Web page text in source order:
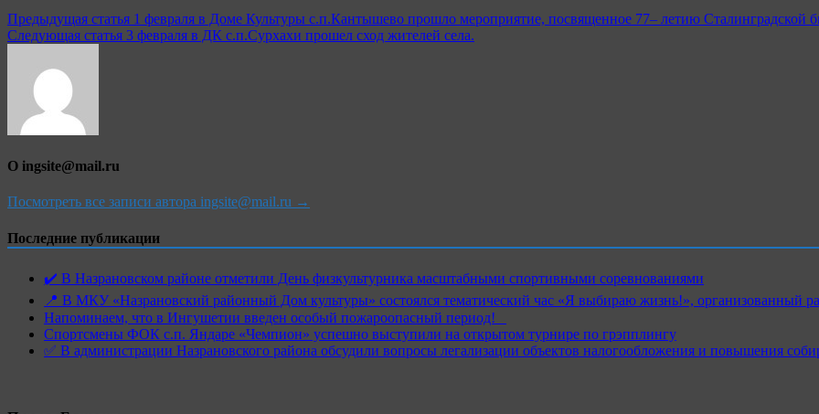
Предыдущая статья 1 февраля в Доме Культуры с.п.Кантышево прошло мероприятие, посвященное 77– летию Сталинградской
Следующая статья 3 февраля в ДК с.п.Сурхахи прошел сход жителей села.
О ingsite@mail.ru
Посмотреть все записи автора ingsite@mail.ru →
Последние публикации
✔️ В Назрановском районе отметили День физкультурника масштабными спортивными соревнованиями
📍 В МКУ «Назрановский районный Дом культуры» состоялся тематический час «Я выбираю жизнь!», организованный
Напоминаем, что в Ингушетии введен особый пожароопасный период!⁣⁣⠀
Спортсмены ФОК с.п. Яндаре «Чемпион» успешно выступили на открытом турнире по грэпплингу
✅ В администрации Назрановского района обсудили вопросы легализации объектов налогообложения и повышения